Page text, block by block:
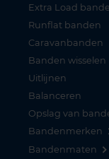
Extra Load
Runflat banden
Caravanbanden
Banden wisselen
Uitlijnen
Balanceren
Opslag van
Bandenmerken
Bandenmaten